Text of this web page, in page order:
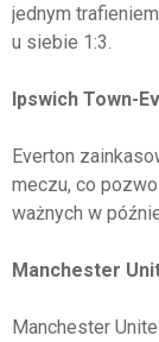
jednym
u siebie 1:3.
Ipswich Town-
Everton
meczu, co
ważnych w
Manchester
Manchester